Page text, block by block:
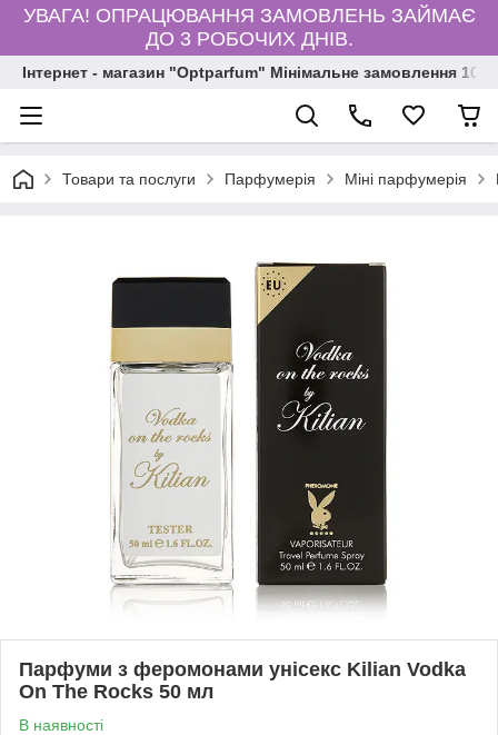
УВАГА! ОПРАЦЮВАННЯ ЗАМОВЛЕНЬ ЗАЙМАЄ
ДО 3 РОБОЧИХ ДНІВ.
Інтернет - магазин "Optparfum" Мінімальне замовлення
Товари та послуги Парфумерія Міні парфумерія
Парфуми з феромонами унісекс Kilian Vodka
On The Rocks 50 мл
В наявності